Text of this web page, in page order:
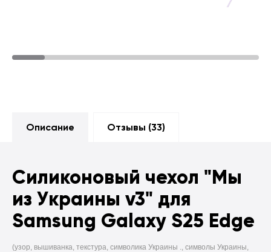
Описание Отзывы (33)
Силиконовый чехол "Мы
из Украины v3" для
Samsung Galaxy S25 Edge
(узор, вышиванка, текстура, символика Украины ., символы Украины,